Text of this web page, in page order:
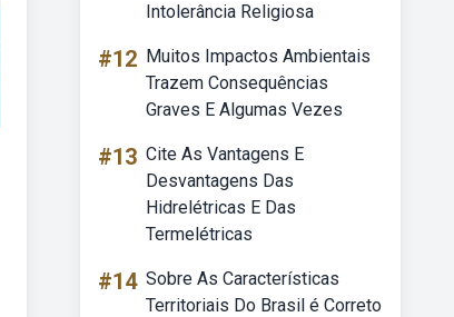
Intolerância Religiosa
#12 Muitos Impactos Ambientais
Trazem Consequências
Graves E Algumas Vezes
#13 Cite As Vantagens E
Desvantagens Das
Hidrelétricas E Das
Termelétricas
#14 Sobre As Características
Territoriais Do Brasil é Correto